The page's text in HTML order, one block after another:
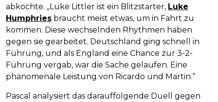
abkochte. „Luke Littler ist ein Blitzstarter, Luke
Humphries braucht meist etwas, um in Fahrt zu
kommen. Diese wechselnden Rhythmen haben
gegen sie gearbeitet. Deutschland ging schnell in
Führung, und als England eine Chance zur 3-2-
Führung vergab, war die Sache gelaufen. Eine
phänomenale Leistung von Ricardo und Martin.“
Pascal analysiert das darauffolgende Duell gegen